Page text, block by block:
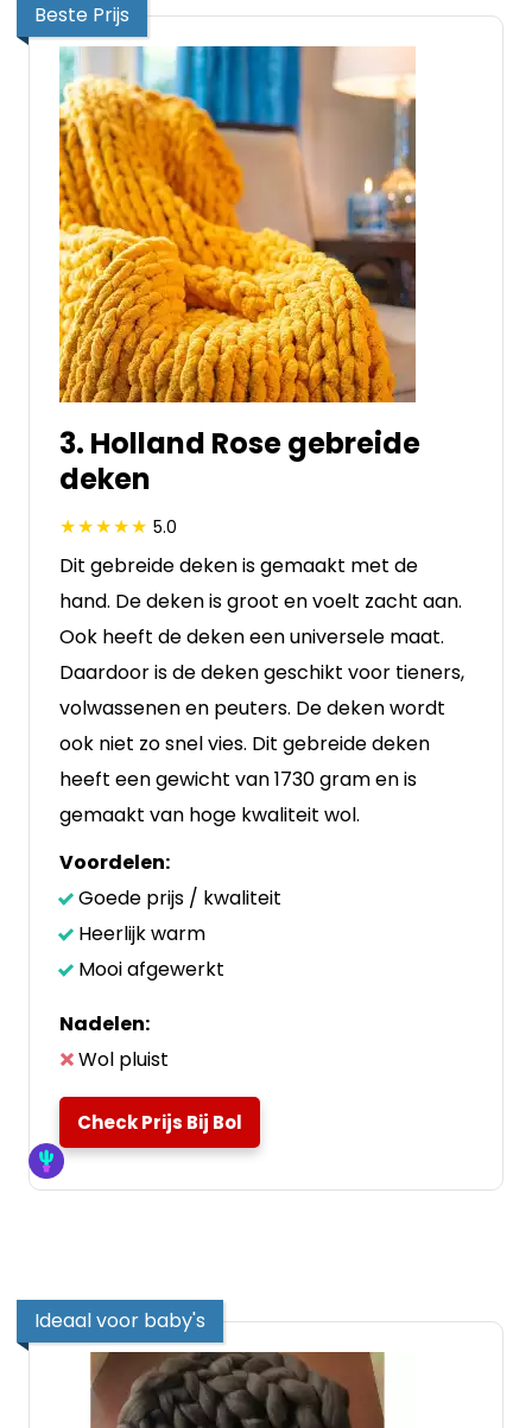
Beste Prijs
3. Holland Rose gebreide
deken
5.0
Dit gebreide deken is gemaakt met de
hand. De deken is groot en voelt zacht aan.
Ook heeft de deken een universele maat.
Daardoor is de deken geschikt voor tieners,
volwassenen en peuters. De deken wordt
ook niet zo snel vies. Dit gebreide deken
heeft een gewicht van 1730 gram en is
gemaakt van hoge kwaliteit wol.
Voordelen:
Goede prijs / kwaliteit
Heerlijk warm
Mooi afgewerkt
Nadelen:
Wol pluist
Check Prijs Bij Bol
Ideaal voor baby's